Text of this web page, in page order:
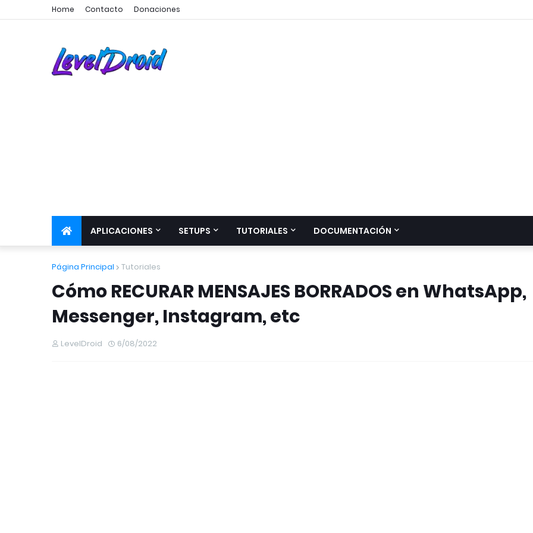
Home Contacto Donaciones
APLICACIONES SETUPS TUTORIALES DOCUMENTACIÓN
Página Principal Tutoriales
Cómo RECURAR MENSAJES BORRADOS en WhatsApp,
Messenger, Instagram, etc
LevelDroid 6/08/2022